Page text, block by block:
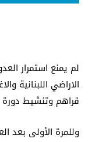
لم يمنع استمرار
الاراضي اللبنانية
قراهم وتنشيط دورة
وللمرة الأولى بعد